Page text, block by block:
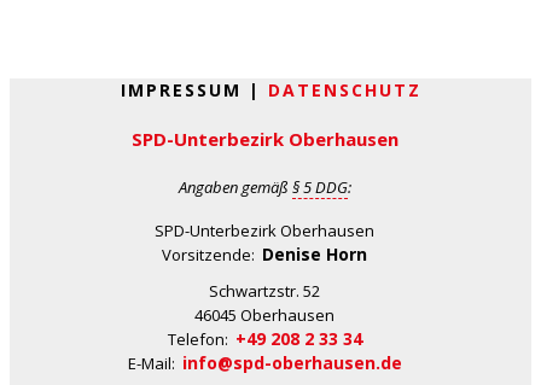
IMPRESSUM | DATENSCHUTZ
SPD-Unterbezirk Oberhausen
Angaben gemäß § 5 DDG:
SPD-Unterbezirk Oberhausen
Vorsitzende: Denise Horn
Schwartzstr. 52
46045 Oberhausen
Telefon: +49 208 2 33 34
E-Mail: info@spd-oberhausen.de